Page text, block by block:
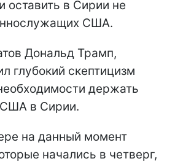
оставить в Сирии не
США.
Дональд Трамп,
глубокий скептицизм
держать
в Сирии.
на данный момент
начались в четверг,